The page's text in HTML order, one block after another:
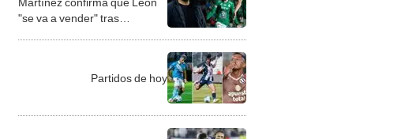
"se va a vender" tras
Partidos de hoy